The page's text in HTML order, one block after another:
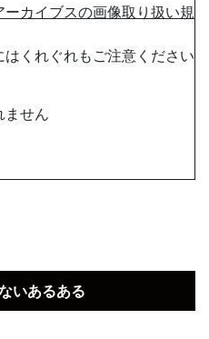
ーカイブスの画像取り扱い規
くれぐれもご注意ください
ません
いあるある